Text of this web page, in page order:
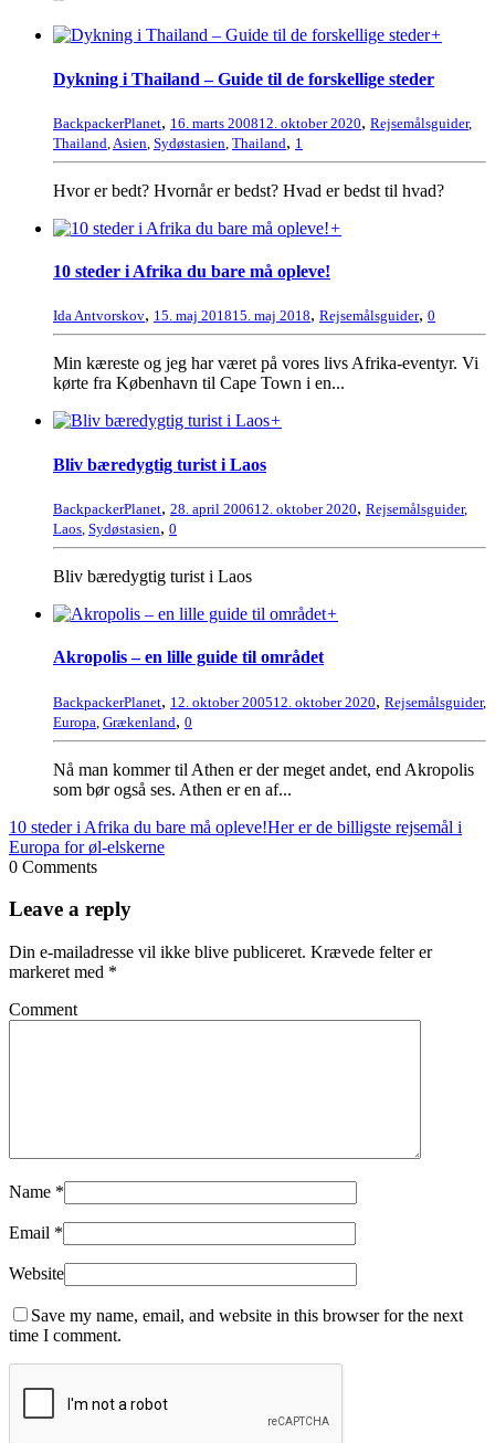
+
Dykning i Thailand – Guide til de forskellige steder
BackpackerPlanet, 16. marts 200812. oktober 2020, Rejsemålsguider,
Thailand Asien Sydøstasien Thailand, 1
Hvor er bedt? Hvornår er bedst? Hvad er bedst til hvad?
+
10 steder i Afrika du bare må opleve!
Ida Antvorskov, 15. maj 201815. maj 2018, Rejsemålsguider, 0
Min kæreste og jeg har været på vores livs Afrika-eventyr. Vi
kørte fra København til Cape Town i en...
+
Bliv bæredygtig turist i Laos
BackpackerPlanet, 28. april 200612. oktober 2020, Rejsemålsguider,
Laos Sydøstasien, 0
Bliv bæredygtig turist i Laos
+
Akropolis – en lille guide til området
BackpackerPlanet, 12. oktober 200512. oktober 2020, Rejsemålsguider,
Europa Grækenland, 0
Nå man kommer til Athen er der meget andet, end Akropolis
som bør også ses. Athen er en af...
10 steder i Afrika du bare må opleve!Her er de billigste rejsemål i
Europa for øl-elskerne
0 Comments
Leave a reply
Din e-mailadresse vil ikke blive publiceret. Krævede felter er
markeret med *
Comment
Name *
Email *
Website
Save my name, email, and website in this browser for the next
time I comment.